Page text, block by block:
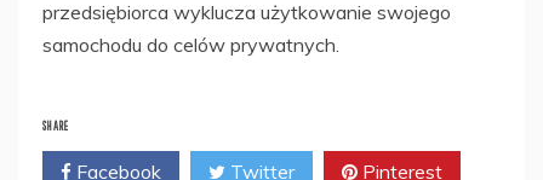
przedsiębiorca wyklucza użytkowanie swojego
samochodu do celów prywatnych.
SHARE
Facebook Twitter Pinterest